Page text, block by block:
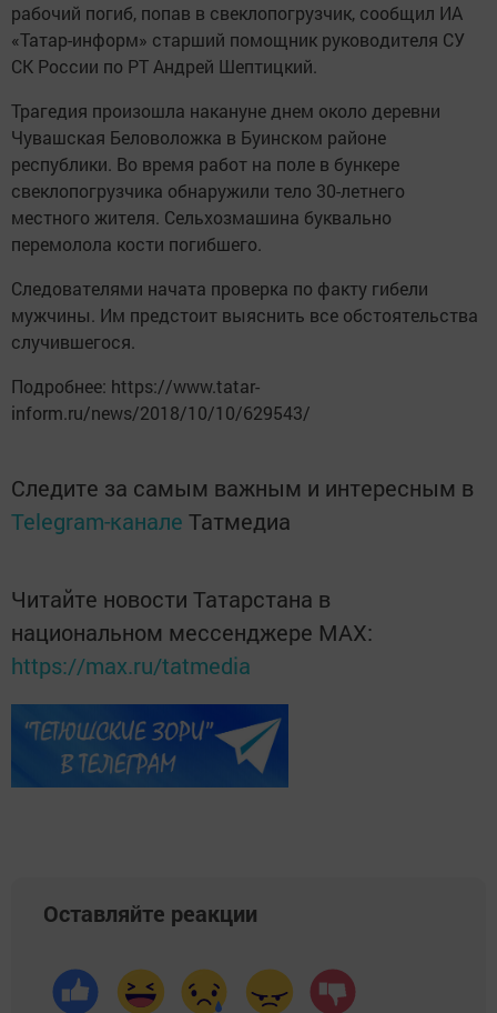
рабочий погиб, попав в свеклопогрузчик, сообщил ИА
«Татар-информ» старший помощник руководителя СУ
СК России по РТ Андрей Шептицкий.
Трагедия произошла накануне днем около деревни
Чувашская Беловоложка в Буинском районе
республики. Во время работ на поле в бункере
свеклопогрузчика обнаружили тело 30-летнего
местного жителя. Сельхозмашина буквально
перемолола кости погибшего.
Следователями начата проверка по факту гибели
мужчины. Им предстоит выяснить все обстоятельства
случившегося.
Подробнее: https://www.tatar-
inform.ru/news/2018/10/10/629543/
Следите за самым важным и интересным в
Telegram-канале Татмедиа
Читайте новости Татарстана в
национальном мессенджере MАХ:
https://max.ru/tatmedia
Оставляйте реакции